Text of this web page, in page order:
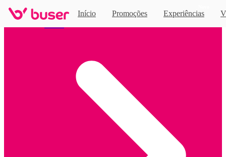
Início Promoções Experiências